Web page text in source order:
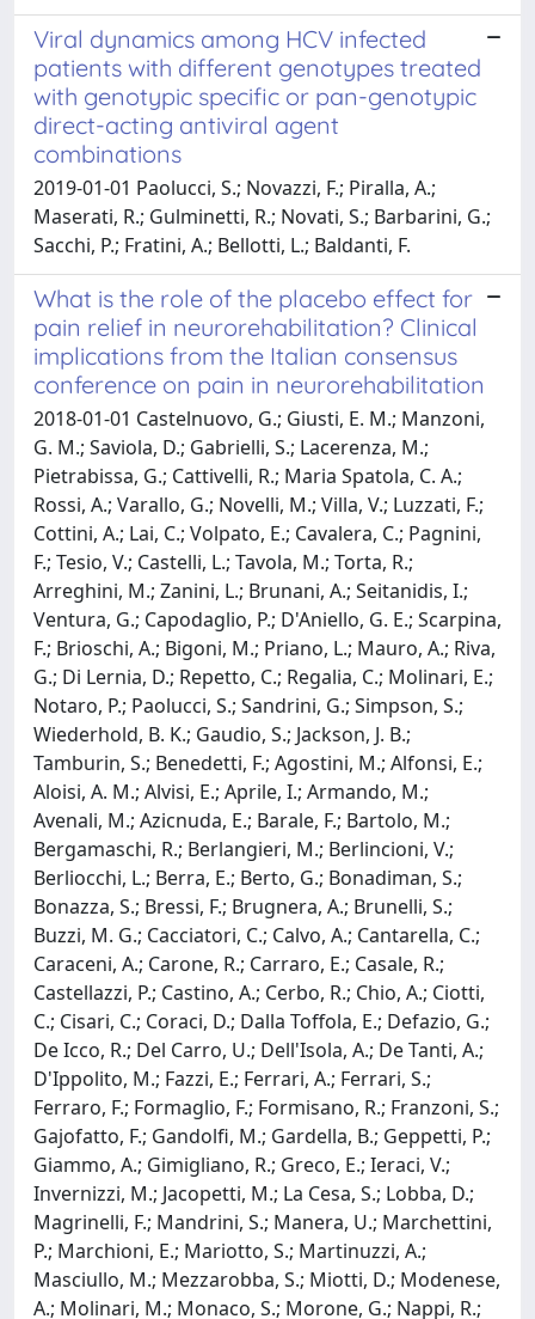
Viral dynamics among HCV infected
patients with different genotypes treated
with genotypic specific or pan-genotypic
direct-acting antiviral agent
combinations
2019-01-01 Paolucci, S.; Novazzi, F.; Piralla, A.;
Maserati, R.; Gulminetti, R.; Novati, S.; Barbarini, G.;
Sacchi, P.; Fratini, A.; Bellotti, L.; Baldanti, F.
What is the role of the placebo effect for
pain relief in neurorehabilitation? Clinical
implications from the Italian consensus
conference on pain in neurorehabilitation
2018-01-01 Castelnuovo, G.; Giusti, E. M.; Manzoni,
G. M.; Saviola, D.; Gabrielli, S.; Lacerenza, M.;
Pietrabissa, G.; Cattivelli, R.; Maria Spatola, C. A.;
Rossi, A.; Varallo, G.; Novelli, M.; Villa, V.; Luzzati, F.;
Cottini, A.; Lai, C.; Volpato, E.; Cavalera, C.; Pagnini,
F.; Tesio, V.; Castelli, L.; Tavola, M.; Torta, R.;
Arreghini, M.; Zanini, L.; Brunani, A.; Seitanidis, I.;
Ventura, G.; Capodaglio, P.; D'Aniello, G. E.; Scarpina,
F.; Brioschi, A.; Bigoni, M.; Priano, L.; Mauro, A.; Riva,
G.; Di Lernia, D.; Repetto, C.; Regalia, C.; Molinari, E.;
Notaro, P.; Paolucci, S.; Sandrini, G.; Simpson, S.;
Wiederhold, B. K.; Gaudio, S.; Jackson, J. B.;
Tamburin, S.; Benedetti, F.; Agostini, M.; Alfonsi, E.;
Aloisi, A. M.; Alvisi, E.; Aprile, I.; Armando, M.;
Avenali, M.; Azicnuda, E.; Barale, F.; Bartolo, M.;
Bergamaschi, R.; Berlangieri, M.; Berlincioni, V.;
Berliocchi, L.; Berra, E.; Berto, G.; Bonadiman, S.;
Bonazza, S.; Bressi, F.; Brugnera, A.; Brunelli, S.;
Buzzi, M. G.; Cacciatori, C.; Calvo, A.; Cantarella, C.;
Caraceni, A.; Carone, R.; Carraro, E.; Casale, R.;
Castellazzi, P.; Castino, A.; Cerbo, R.; Chio, A.; Ciotti,
C.; Cisari, C.; Coraci, D.; Dalla Toffola, E.; Defazio, G.;
De Icco, R.; Del Carro, U.; Dell'Isola, A.; De Tanti, A.;
D'Ippolito, M.; Fazzi, E.; Ferrari, A.; Ferrari, S.;
Ferraro, F.; Formaglio, F.; Formisano, R.; Franzoni, S.;
Gajofatto, F.; Gandolfi, M.; Gardella, B.; Geppetti, P.;
Giammo, A.; Gimigliano, R.; Greco, E.; Ieraci, V.;
Invernizzi, M.; Jacopetti, M.; La Cesa, S.; Lobba, D.;
Magrinelli, F.; Mandrini, S.; Manera, U.; Marchettini,
P.; Marchioni, E.; Mariotto, S.; Martinuzzi, A.;
Masciullo, M.; Mezzarobba, S.; Miotti, D.; Modenese,
A.; Molinari, M.; Monaco, S.; Morone, G.; Nappi, R.;